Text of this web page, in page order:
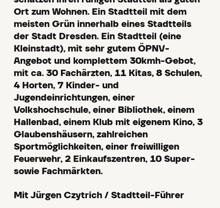
Ort zum Wohnen. Ein Stadtteil mit dem
meisten Grün innerhalb eines Stadtteils
der Stadt Dresden. Ein Stadtteil (eine
Kleinstadt), mit sehr gutem ÖPNV-
Angebot und komplettem 30kmh-Gebot,
mit ca. 30 Fachärzten, 11 Kitas, 8 Schulen,
4 Horten, 7 Kinder- und
Jugendeinrichtungen, einer
Volkshochschule, einer Bibliothek, einem
Hallenbad, einem Klub mit eigenem Kino, 3
Glaubenshäusern, zahlreichen
Sportmöglichkeiten, einer freiwilligen
Feuerwehr, 2 Einkaufszentren, 10 Super-
sowie Fachmärkten.
Mit Jürgen Czytrich / Stadtteil-Führer